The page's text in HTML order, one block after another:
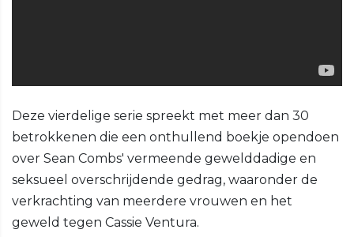
Deze vierdelige serie spreekt met meer dan 30
betrokkenen die een onthullend boekje opendoen
over Sean Combs' vermeende gewelddadige en
seksueel overschrijdende gedrag, waaronder de
verkrachting van meerdere vrouwen en het
geweld tegen Cassie Ventura.